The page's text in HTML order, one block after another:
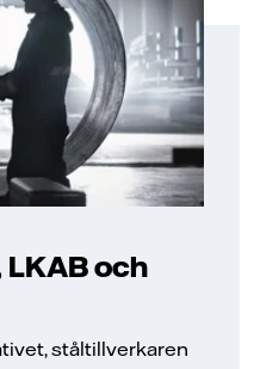
LKAB och
ståltillverkaren